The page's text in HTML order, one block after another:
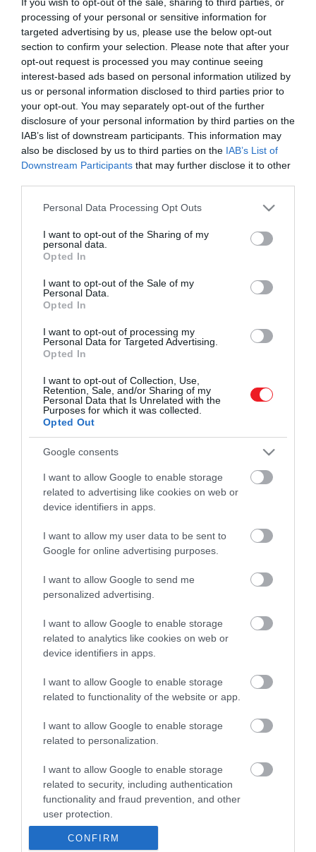
processing of your personal or sensitive information for
targeted advertising by us, please use the below opt-out
section to confirm your selection. Please note that after your
opt-out request is processed you may continue seeing
interest-based ads based on personal information utilized by
us or personal information disclosed to third parties prior to
your opt-out. You may separately opt-out of the further
disclosure of your personal information by third parties on the
IAB’s list of downstream participants. This information may
also be disclosed by us to third parties on the IAB’s List of
Downstream Participants that may further disclose it to other
Please note that this website/app uses one or more Google
not limited to your visit or usage behaviour. You may click to
grant or deny consent to Google and its third-party tags to
use your data for below specified purposes in below Google
consent section.
Personal Data Processing Opt Outs
I want to opt-out of the Sharing of my
personal data.
Opted In
I want to opt-out of the Sale of my
Personal Data.
Opted In
I want to opt-out of processing my
Personal Data for Targeted Advertising.
Opted In
I want to opt-out of Collection, Use,
Retention, Sale, and/or Sharing of my
Personal Data that Is Unrelated with the
Purposes for which it was collected.
Opted Out
Google consents
I want to allow Google to enable storage
related to advertising like cookies on web or
device identifiers in apps.
I want to allow my user data to be sent to
Google for online advertising purposes.
I want to allow Google to send me
personalized advertising.
I want to allow Google to enable storage
related to analytics like cookies on web or
device identifiers in apps.
I want to allow Google to enable storage
related to functionality of the website or app.
I want to allow Google to enable storage
related to personalization.
I want to allow Google to enable storage
related to security, including authentication
functionality and fraud prevention, and other
user protection.
CONFIRM
nemcsak trendi, hanem praktikus és fenntartható
választás is.
Nyitókép:Opel Frontera
OPEL
2026. JÚLIUS 18. ● PÉNZ
Alig maradt belőlük: 3 egykor népszerű
Olcsó kisautó előzte meg a Teslát – ezek a
legnépszerűbb új…
Művelődj, szórakozz, kíváncsiskodj, kóstolgass
és ismerd meg a Hamu és Gyémánt világát!
ROVATOK
Kultúra
Tudomány
Pénz
Gasztronómia
Magazin